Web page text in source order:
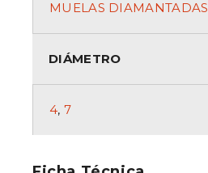
MUELAS DIAMANTADAS
DIÁMETRO
4, 7